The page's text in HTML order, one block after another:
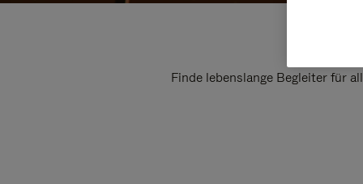
Finde lebenslange Begleiter für